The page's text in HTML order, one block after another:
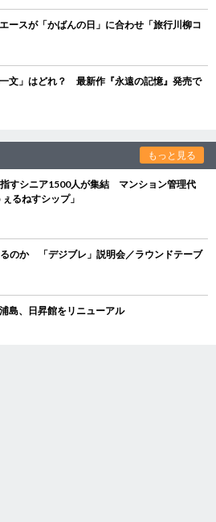
スが「かばんの日」に合わせ「旅行川柳コ
文」はどれ？ 最新作『永遠の記憶』発売で
もっと見る
指すシニア1500人が集結 マンション管理代
るねすシップ」
のか 「デジブレ」説明会／ラウンドテーブ
島、日昇館をリニューアル